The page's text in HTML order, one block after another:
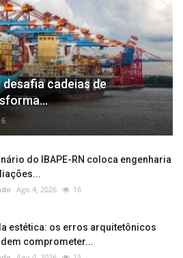
cadeias de
do IBAPE-RN coloca engenharia
Ago 4, 2026 16
estética: os erros arquitetônicos
comprometer...